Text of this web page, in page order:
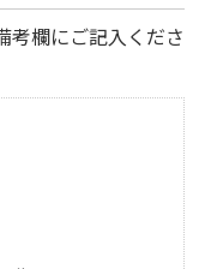
考欄にご記入くださ